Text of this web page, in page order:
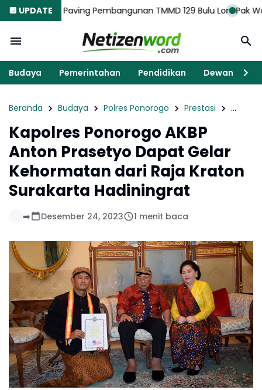
🔲 UPDATE
Pembangunan TMMD 129 Bulu Lor Pak Wakhid Senang,
Budaya Pemerintahan Pendidikan Dewan
Beranda Budaya Polres Ponorogo Prestasi
Kapolres Ponorogo AKBP
Anton Prasetyo Dapat Gelar
Kehormatan dari Raja Kraton
Surakarta Hadiningrat
➡️ Desember 24, 2023 1 menit baca